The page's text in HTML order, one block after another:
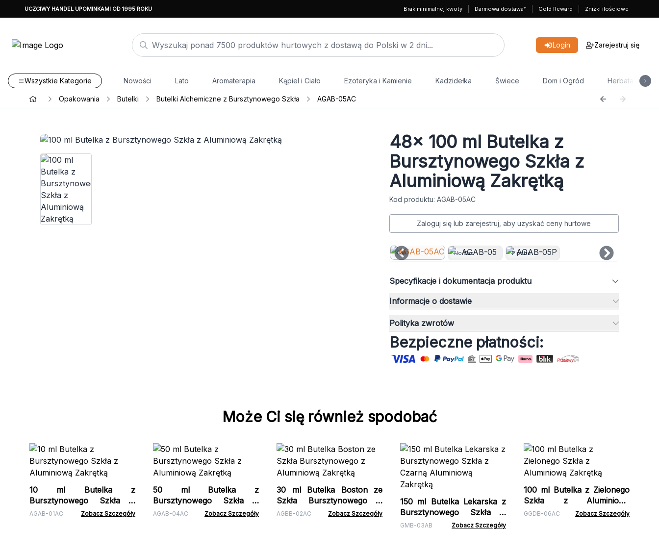
UCZCIWY HANDEL UPOMINKAMI OD 1995 ROKU Brak minimalnej kwoty Darmowa dostawa* Gold Reward Zniżki ilościowe
Login Zarejestruj się
Wszystkie Kategorie Nowości Lato Aromaterapia Kąpiel i Ciało Ezoteryka i Kamienie Kadzidełka Świece Dom i Ogród Herbata
Opakowania Butelki Butelki Alchemiczne z Bursztynowego Szkła AGAB-05AC
48x 100 ml Butelka z
Bursztynowego Szkła z
Aluminiową Zakrętką
Kod produktu: AGAB-05AC
Zaloguj się lub zarejestruj, aby uzyskać ceny hurtowe
Cap No Cap Pipette
Specyfikacje i dokumentacja produktu
Informacje o dostawie
Polityka zwrotów
Bezpieczne płatności:
Może Ci się również spodobać
10 ml Butelka z
Bursztynowego Szkła z
Aluminiową Zakrętką
AGAB-01AC Zobacz Szczegóły
50 ml Butelka z
Bursztynowego Szkła z
Aluminiową Zakrętką
AGAB-04AC Zobacz Szczegóły
30 ml Butelka Boston ze
Szkła Bursztynowego z
Aluminiową Zakrętką
AGBB-02AC Zobacz Szczegóły
150 ml Butelka Lekarska z
Bursztynowego Szkła z
Czarną Aluminiową
GMB-03AB Zobacz Szczegóły
100 ml Butelka z Zielonego
Szkła z Aluminiową
Zakrętką
GGDB-06AC Zobacz Szczegóły